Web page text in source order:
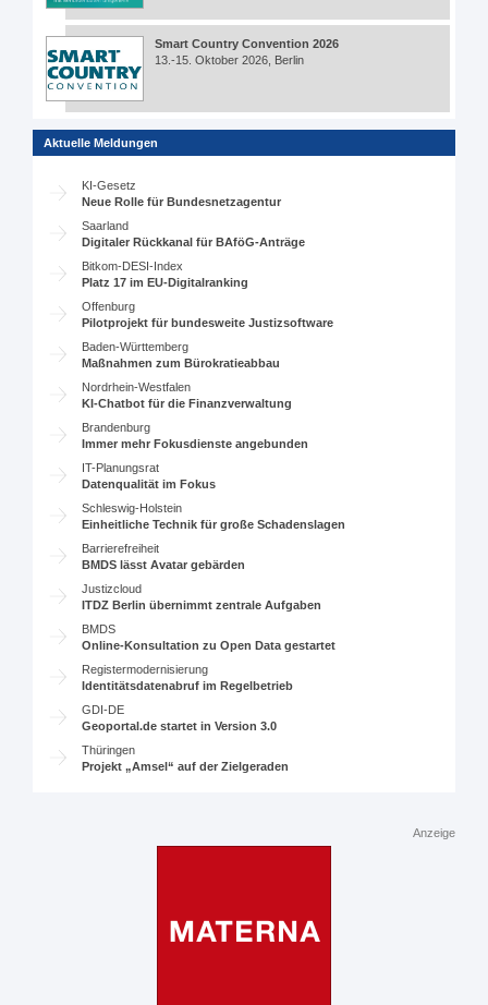
Smart Country Convention 2026
13.-15. Oktober 2026, Berlin
Aktuelle Meldungen
KI-Gesetz
Neue Rolle für Bundesnetzagentur
Saarland
Digitaler Rückkanal für BAföG-Anträge
Bitkom-DESI-Index
Platz 17 im EU-Digitalranking
Offenburg
Pilotprojekt für bundesweite Justizsoftware
Baden-Württemberg
Maßnahmen zum Bürokratieabbau
Nordrhein-Westfalen
KI-Chatbot für die Finanzverwaltung
Brandenburg
Immer mehr Fokusdienste angebunden
IT-Planungsrat
Datenqualität im Fokus
Schleswig-Holstein
Einheitliche Technik für große Schadenslagen
Barrierefreiheit
BMDS lässt Avatar gebärden
Justizcloud
ITDZ Berlin übernimmt zentrale Aufgaben
BMDS
Online-Konsultation zu Open Data gestartet
Registermodernisierung
Identitätsdatenabruf im Regelbetrieb
GDI-DE
Geoportal.de startet in Version 3.0
Thüringen
Projekt „Amsel“ auf der Zielgeraden
Anzeige